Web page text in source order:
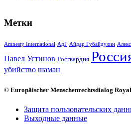
Метки
Amnesty International АдГ Айдар Губайдулин
Павел Устинов Росгвардия
убийство шаман
© Europäischer Menschenrechtsdialog
Защита пользовательских
Выходные данные